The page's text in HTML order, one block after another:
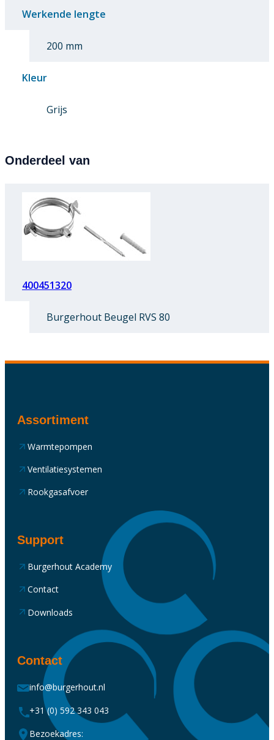
Werkende lengte
200 mm
Kleur
Grijs
Onderdeel van
400451320
Burgerhout Beugel RVS 80
Assortiment
Warmtepompen
Ventilatiesystemen
Rookgasafvoer
Support
Burgerhout Academy
Contact
Downloads
Contact
info@burgerhout.nl
+31 (0) 592 343 043
Bezoekadres: